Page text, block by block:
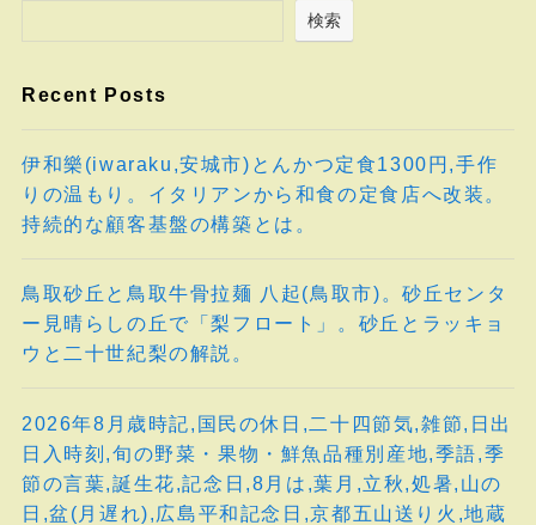
検索
Recent Posts
伊和樂(iwaraku,安城市)とんかつ定食1300円,手作
りの温もり。イタリアンから和食の定食店へ改装。
持続的な顧客基盤の構築とは。
鳥取砂丘と鳥取牛骨拉麺 八起(鳥取市)。砂丘センタ
ー見晴らしの丘で「梨フロート」。砂丘とラッキョ
ウと二十世紀梨の解説。
2026年8月歳時記,国民の休日,二十四節気,雑節,日出
日入時刻,旬の野菜・果物・鮮魚品種別産地,季語,季
節の言葉,誕生花,記念日,8月は,葉月,立秋,処暑,山の
日,盆(月遅れ),広島平和記念日,京都五山送り火,地蔵